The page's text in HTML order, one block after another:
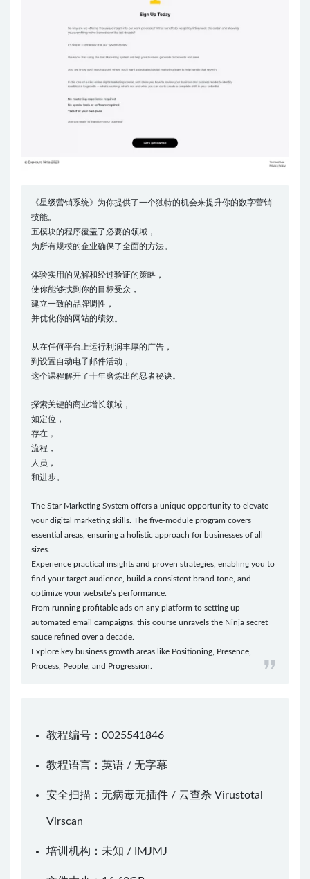
《星级营销系统》为你提供了一个独特的机会来提升你的数字营销
技能。
五模块的程序覆盖了必要的领域，
为所有规模的企业确保了全面的方法。
体验实用的见解和经过验证的策略，
使你能够找到你的目标受众，
建立一致的品牌调性，
并优化你的网站的绩效。
从在任何平台上运行利润丰厚的广告，
到设置自动电子邮件活动，
这个课程解开了十年磨炼出的忍者秘诀。
探索关键的商业增长领域，
如定位，
存在，
流程，
人员，
和进步。
The Star Marketing System offers a unique opportunity to elevate
your digital marketing skills. The five-module program covers
essential areas, ensuring a holistic approach for businesses of all
sizes.
Experience practical insights and proven strategies, enabling you to
find your target audience, build a consistent brand tone, and
optimize your website’s performance.
From running profitable ads on any platform to setting up
automated email campaigns, this course unravels the Ninja secret
sauce refined over a decade.
Explore key business growth areas like Positioning, Presence,
Process, People, and Progression.
教程编号：0025541846
教程语言：英语 / 无字幕
安全扫描：无病毒无插件 / 云查杀 Virustotal
Virscan
培训机构：未知 / IMJMJ